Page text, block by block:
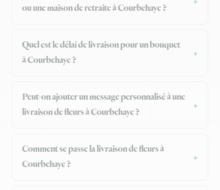
ou une maison de retraite à Courbehaye ?
Quel est le délai de livraison pour un bouquet
à Courbehaye ?
Peut-on ajouter un message personnalisé à une
livraison de fleurs à Courbehaye ?
Comment se passe la livraison de fleurs à
Courbehaye ?